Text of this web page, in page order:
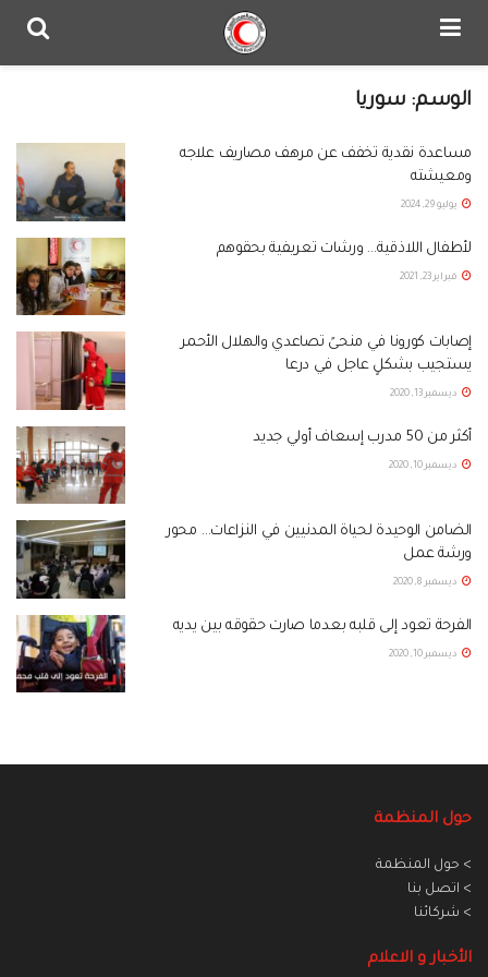
الوسم: سوريا
مساعدة نقدية تخفف عن مرهف مصاريف علاجه
ومعيشته
يوليو 29, 2024
لأطفال اللاذقية… ورشات تعريفية بحقوهم
فبراير 23, 2021
إصابات كورونا في منحىً تصاعدي والهلال الأحمر
يستجيب بشكلٍ عاجل في درعا
ديسمبر 13, 2020
أكثر من 50 مدرب إسعاف أولي جديد
ديسمبر 10, 2020
الضامن الوحيدة لحياة المدنيين في النزاعات… محور
ورشة عمل
ديسمبر 8, 2020
الفرحة تعود إلى قلبه بعدما صارت حقوقه بين يديه
ديسمبر 10, 2020
حول المنظمة
> حول المنظمة
> اتصل بنا
> شركائنا
الأخبار و الاعلام